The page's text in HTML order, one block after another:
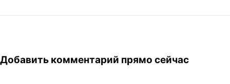
Добавить комментарий прямо сейчас